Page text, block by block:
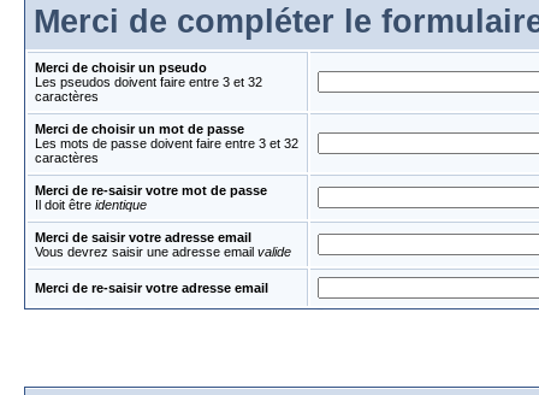
Merci de compléter le
Merci de choisir un pseudo
Les pseudos doivent faire entre 3 et 32
caractères
Merci de choisir un mot de passe
Les mots de passe doivent faire entre 3 et 32
caractères
Merci de re-saisir votre mot de passe
Il doit être identique
Merci de saisir votre adresse email
Vous devrez saisir une adresse email valide
Merci de re-saisir votre adresse email